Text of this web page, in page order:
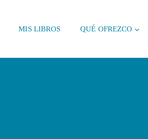
MIS LIBROS QUÉ OFREZCO